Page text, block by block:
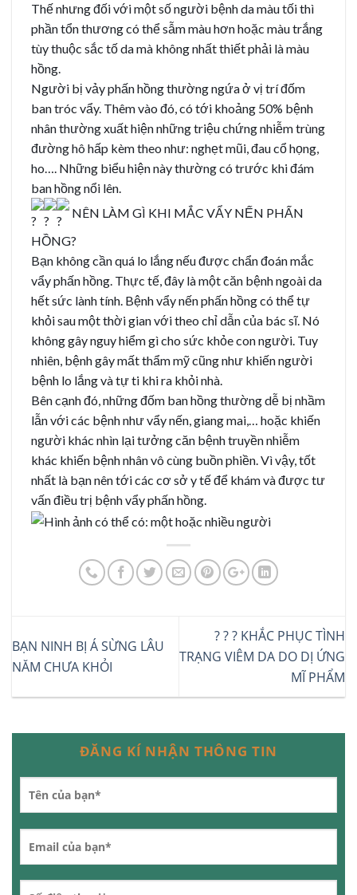
Thế nhưng đối với một số người bệnh da màu tối thì
phần tổn thương có thể sẫm màu hơn hoặc màu trắng
tùy thuộc sắc tố da mà không nhất thiết phải là màu
hồng.
Người bị vảy phấn hồng thường ngứa ở vị trí đốm
ban tróc vẩy. Thêm vào đó, có tới khoảng 50% bệnh
nhân thường xuất hiện những triệu chứng nhiễm trùng
đường hô hấp kèm theo như: nghẹt mũi, đau cổ họng,
ho…. Những biểu hiện này thường có trước khi đám
ban hồng nổi lên.
NÊN LÀM GÌ KHI MẮC VẨY NẾN PHẤN
HỒNG?
Bạn không cần quá lo lắng nếu được chẩn đoán mắc
vẩy phấn hồng. Thực tế, đây là một căn bệnh ngoài da
hết sức lành tính. Bệnh vẩy nến phấn hồng có thể tự
khỏi sau một thời gian với theo chỉ dẫn của bác sĩ. Nó
không gây nguy hiểm gì cho sức khỏe con người. Tuy
nhiên, bệnh gây mất thẩm mỹ cũng như khiến người
bệnh lo lắng và tự ti khi ra khỏi nhà.
Bên cạnh đó, những đốm ban hồng thường dễ bị nhầm
lẫn với các bệnh như vẩy nến, giang mai,… hoặc khiến
người khác nhìn lại tưởng căn bệnh truyền nhiễm
khác khiến bệnh nhân vô cùng buồn phiền. Vì vậy, tốt
nhất là bạn nên tới các cơ sở y tế để khám và được tư
vấn điều trị bệnh vẩy phấn hồng.
BẠN NINH BỊ Á SỪNG LÂU
NĂM CHƯA KHỎI
? ? ? KHẮC PHỤC TÌNH
TRẠNG VIÊM DA DO DỊ ỨNG
MĨ PHẨM
ĐĂNG KÍ NHẬN THÔNG TIN